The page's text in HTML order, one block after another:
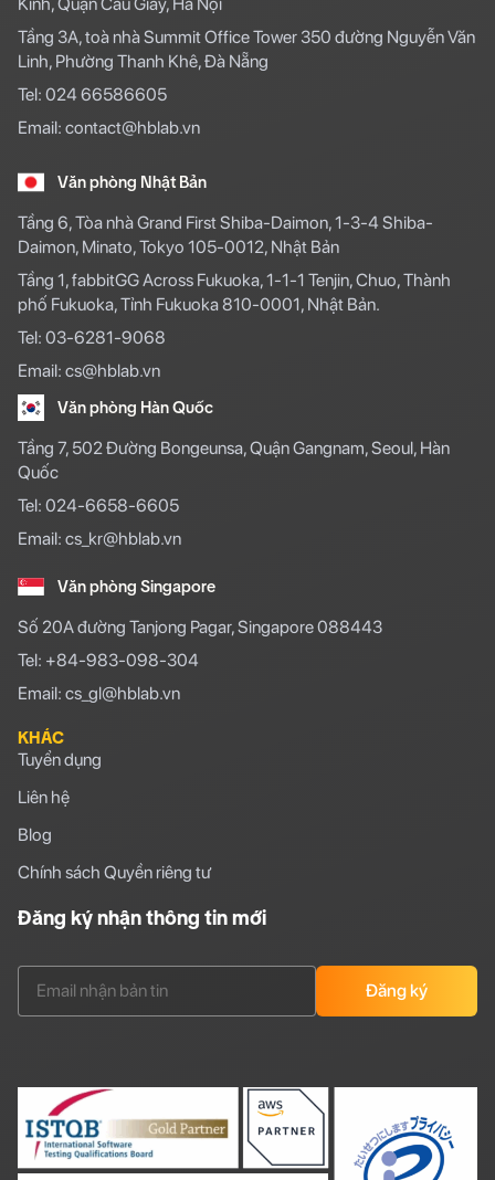
Tầng 3A, toà nhà Summit Office Tower 350 đường Nguyễn Văn
Linh, Phường Thanh Khê, Đà Nẵng
Tel: 024 66586605
Email: contact@hblab.vn
Văn phòng Nhật Bản
Tầng 6, Tòa nhà Grand First Shiba-Daimon, 1-3-4 Shiba-
Daimon, Minato, Tokyo 105-0012, Nhật Bản
Tầng 1, fabbitGG Across Fukuoka, 1-1-1 Tenjin, Chuo, Thành
phố Fukuoka, Tỉnh Fukuoka 810-0001, Nhật Bản.
Tel: 03-6281-9068
Email: cs@hblab.vn
Văn phòng Hàn Quốc
Tầng 7, 502 Đường Bongeunsa, Quận Gangnam, Seoul, Hàn
Quốc
Tel: 024-6658-6605
Email: cs_kr@hblab.vn
Văn phòng Singapore
Số 20A đường Tanjong Pagar, Singapore 088443
Tel: +84-983-098-304
Email: cs_gl@hblab.vn
KHÁC
Tuyển dụng
Liên hệ
Blog
Chính sách Quyền riêng tư
Đăng ký nhận thông tin mới
Đăng ký